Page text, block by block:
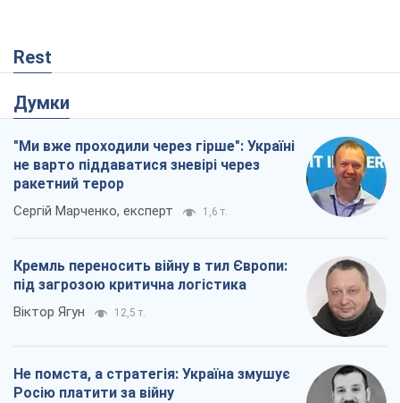
Rest
Думки
"Ми вже проходили через гірше": Україні
не варто піддаватися зневірі через
ракетний терор
Сергій Марченко, експерт 1,6 т.
Кремль переносить війну в тил Європи:
під загрозою критична логістика
Віктор Ягун 12,5 т.
Не помста, а стратегія: Україна змушує
Росію платити за війну